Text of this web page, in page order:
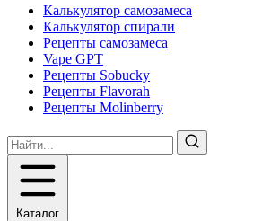
Калькулятор самозамеса
Калькулятор спирали
Рецепты самозамеса
Vape GPT
Рецепты Sobucky
Рецепты Flavorah
Рецепты Molinberry
Каталог